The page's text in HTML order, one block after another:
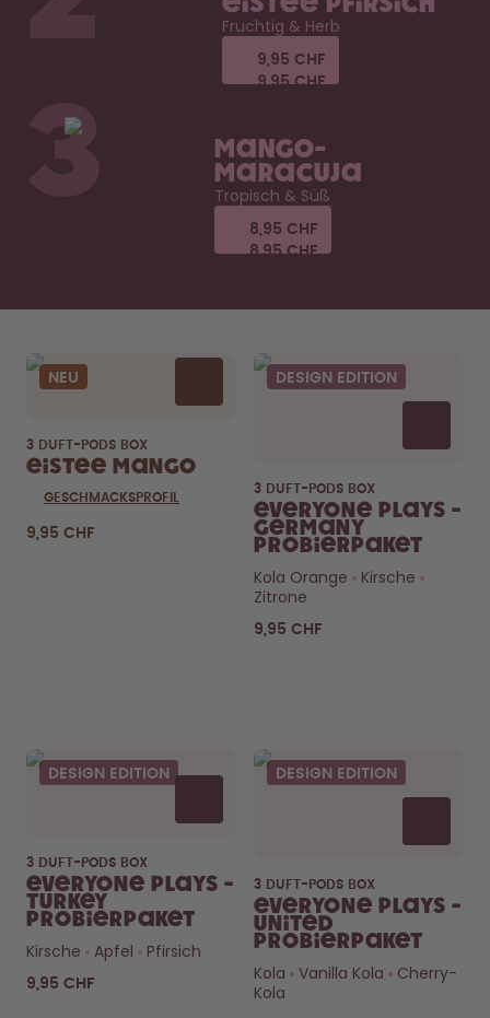
die Pods?
Wie lange halten die? Was
CHECK’S HIER
Fruchtig & Herb
9,95 CHF
9,95 CHF
9,95 CHF
3
Mango-
Maracuja
Tropisch & Süß
8,95 CHF
8,95 CHF
8,95 CHF
NEU
3 DUFT-PODS BOX
Eistee Mango
GESCHMACKSPROFIL
9,95 CHF
DESIGN EDITION
3 DUFT-PODS BOX
Everyone Plays -
Germany
Probierpaket
Kola Orange
Kirsche
Zitrone
9,95 CHF
DESIGN EDITION
3 DUFT-PODS BOX
Everyone Plays -
Turkey
Probierpaket
Kirsche
Apfel Pfirsich
9,95 CHF
DESIGN EDITION
3 DUFT-PODS BOX
Everyone Plays -
United
Probierpaket
Kola
Vanilla Kola
Cherry-
Kola